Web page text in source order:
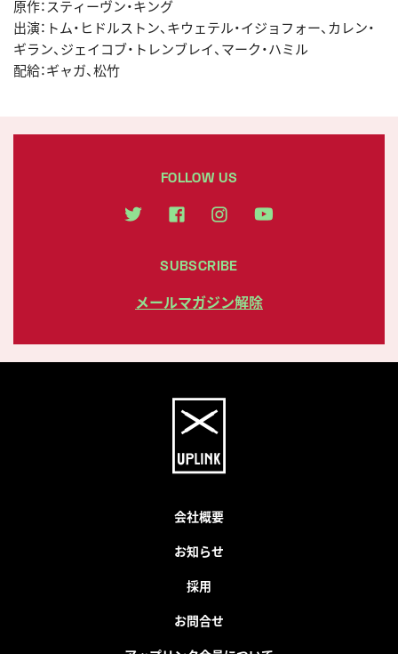
原作：スティーヴン・キング
出演：トム・ヒドルストン、キウェテル・イジョフォー、カレン・
ギラン、ジェイコブ・トレンブレイ、マーク・ハミル
配給：ギャガ、松竹
FOLLOW US
SUBSCRIBE
メールマガジン解除
会社概要
お知らせ
採用
お問合せ